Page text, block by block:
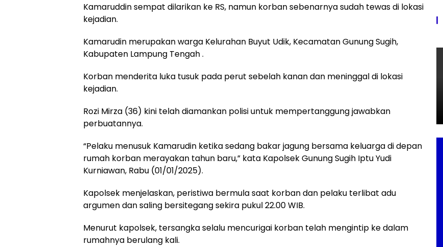
Kamaruddin sempat dilarikan ke RS, namun korban sebenarnya sudah tewas di lokasi
kejadian.
Kamarudin merupakan warga Kelurahan Buyut Udik, Kecamatan Gunung Sugih,
Kabupaten Lampung Tengah .
Korban menderita luka tusuk pada perut sebelah kanan dan meninggal di lokasi
kejadian.
Rozi Mirza (36) kini telah diamankan polisi untuk mempertanggung jawabkan
perbuatannya.
“Pelaku menusuk Kamarudin ketika sedang bakar jagung bersama keluarga di depan
rumah korban merayakan tahun baru,” kata Kapolsek Gunung Sugih Iptu Yudi
Kurniawan, Rabu (01/01/2025).
Kapolsek menjelaskan, peristiwa bermula saat korban dan pelaku terlibat adu
argumen dan saling bersitegang sekira pukul 22.00 WIB.
Menurut kapolsek, tersangka selalu mencurigai korban telah mengintip ke dalam
rumahnya berulang kali.